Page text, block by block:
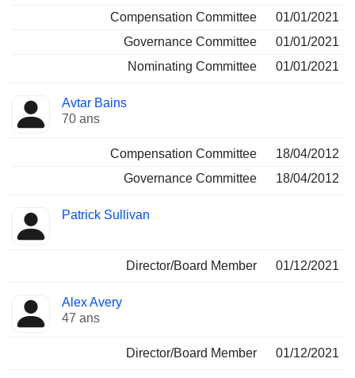
Compensation Committee
01/01/2021
Governance Committee
01/01/2021
Nominating Committee
01/01/2021
Avtar Bains
70 ans
Compensation Committee
18/04/2012
Governance Committee
18/04/2012
Patrick Sullivan
Director/Board Member 01/12/2021
Alex Avery
47 ans
Director/Board Member 01/12/2021